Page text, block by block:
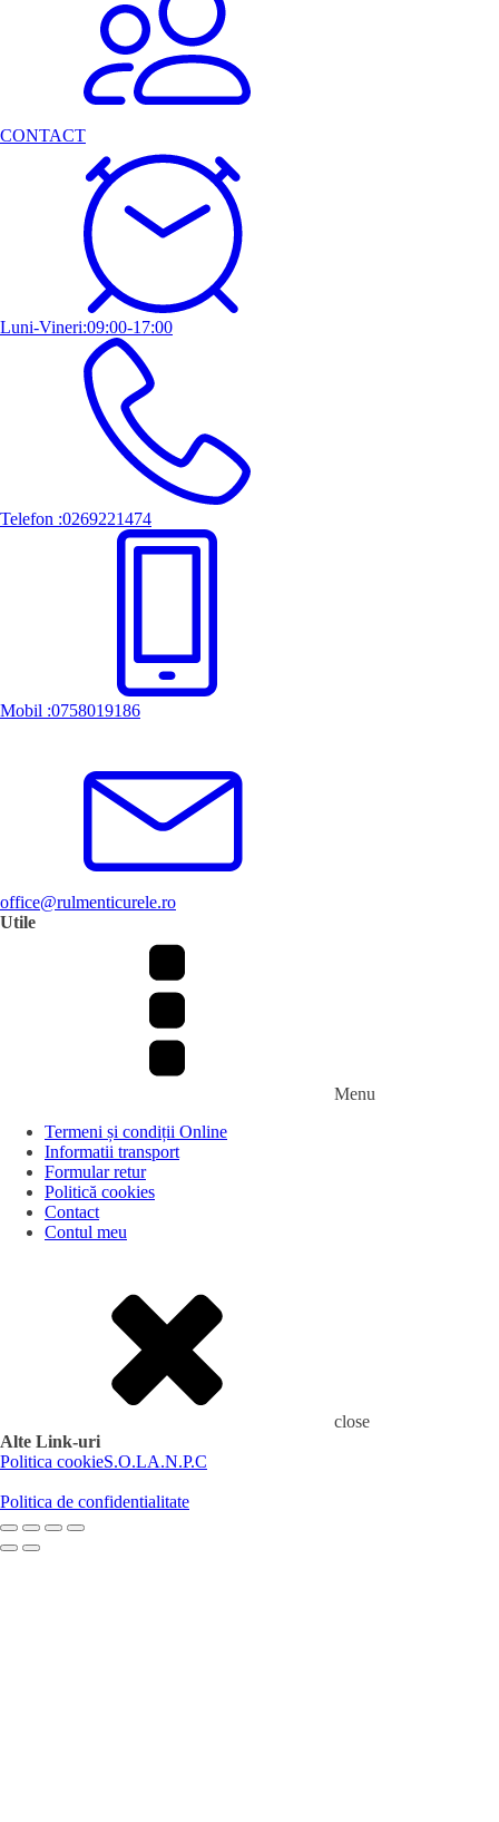
CONTACT
Luni-Vineri:09:00-17:00
Telefon :0269221474
Mobil :0758019186
office@rulmenticurele.ro
Utile
Menu
Termeni și condiții Online
Informatii transport
Formular retur
Politică cookies
Contact
Contul meu
close
Alte Link-uri
Politica cookieS.O.LA.N.P.C
Politica de confidentialitate